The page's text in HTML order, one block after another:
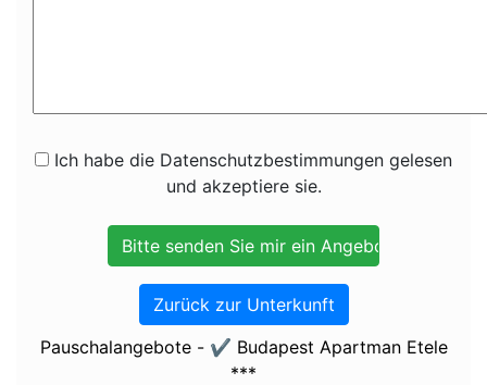
Ich habe die Datenschutzbestimmungen gelesen
und akzeptiere sie.
Zurück zur Unterkunft
Pauschalangebote - ✔️ Budapest Apartman Etele
***